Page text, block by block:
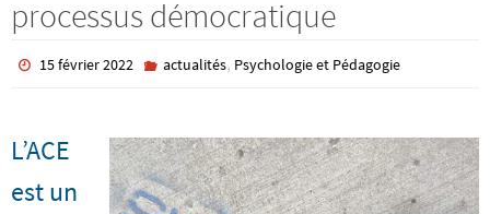
processus démocratique
15 février 2022 actualités, Psychologie et Pédagogie
L’ACE
est un